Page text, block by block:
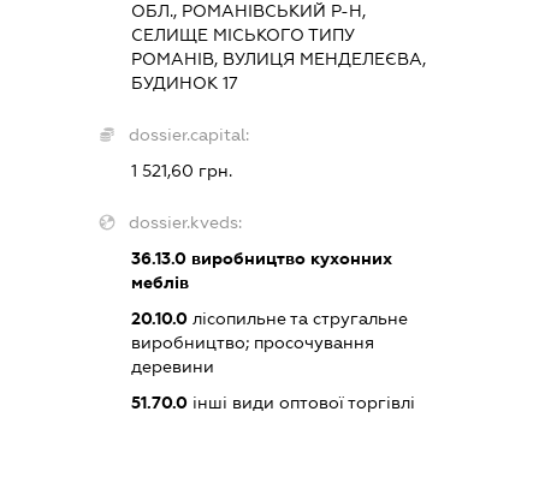
ОБЛ., РОМАНІВСЬКИЙ Р-Н,
СЕЛИЩЕ МІСЬКОГО ТИПУ
РОМАНІВ, ВУЛИЦЯ МЕНДЕЛЕЄВА,
БУДИНОК 17
dossier.capital:
1 521,60 грн.
dossier.kveds:
36.13.0 виробництво кухонних
меблів
20.10.0 лісопильне та стругальне
виробництво; просочування
деревини
51.70.0 інші види оптової торгівлі